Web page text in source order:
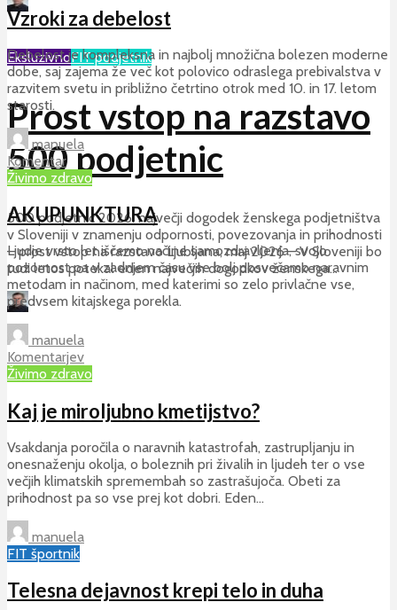
Dodaj komentar
EksluzivnoFIT podjetnik
Prost vstop na razstavo
500 podjetnic
500 podjetnic 2026: največji dogodek ženskega podjetništva
v Sloveniji v znamenju odpornosti, povezovanja in prihodnosti
– prost vstop na razstavo Ljubljana, maj 2026 – V Sloveniji bo
tudi letos potekal eden največjih dogodkov ženskega...
vitaFIT
Dodaj komentar
Vzroki za debelost
Debelost je kompleksna in najbolj množična bolezen moderne
dobe, saj zajema že več kot polovico odraslega prebivalstva v
razvitem svetu in približno četrtino otrok med 10. in 17. letom
starosti.
manuela
Komentar
Živimo zdravo
AKUPUNKTURA
Ljudje vrsto let iščemo načine samozdravljenja, svojo
pozornost pa v zadnjem času vse bolj posvečamo naravnim
metodam in načinom, med katerimi so zelo privlačne vse,
predvsem kitajskega porekla.
manuela
Komentarjev
Živimo zdravo
Kaj je miroljubno kmetijstvo?
Vsakdanja poročila o naravnih katastrofah, zastrupljanju in
onesnaženju okolja, o boleznih pri živalih in ljudeh ter o vse
večjih klimatskih spremembah so zastrašujoča. Obeti za
prihodnost pa so vse prej kot dobri. Eden...
manuela
FIT športnik
Telesna dejavnost krepi telo in duha